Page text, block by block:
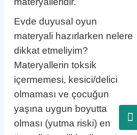
Evde duyusal oyun
materyali hazırlarken nelere
dikkat etmeliyim?
Materyallerin toksik
içermemesi, kesici/delici
olmaması ve çocuğun
yaşına uygun boyutta
olması (yutma riski) en